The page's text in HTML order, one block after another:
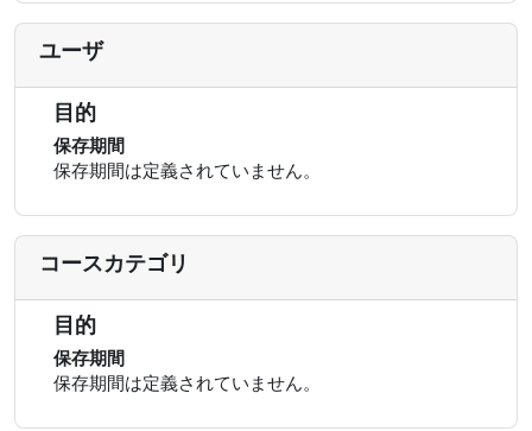
ユーザ
目的
保存期間
保存期間は定義されていません。
コースカテゴリ
目的
保存期間
保存期間は定義されていません。